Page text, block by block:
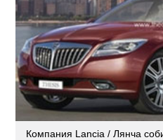
Компания Lancia / Лянча